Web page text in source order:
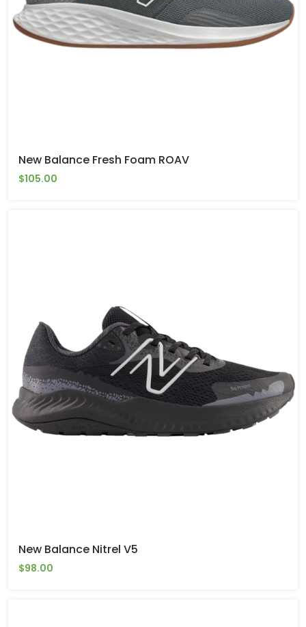
New Balance Fresh Foam ROAV
$105.00
New Balance Nitrel V5
$98.00